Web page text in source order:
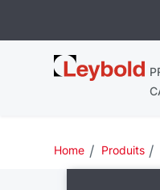
Leybold
France
Home Produits